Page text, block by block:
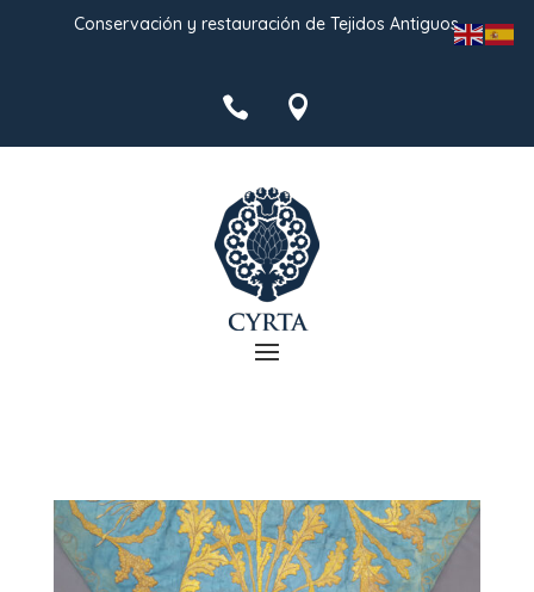
Conservación y restauración de Tejidos Antiguos
 